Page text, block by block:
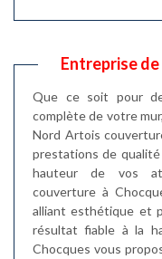
Entreprise
Que ce soit pour
complète de votre
Nord Artois
prestations de qualité
hauteur de vos
couverture à
alliant esthétique et
résultat fiable à la
Chocques vous